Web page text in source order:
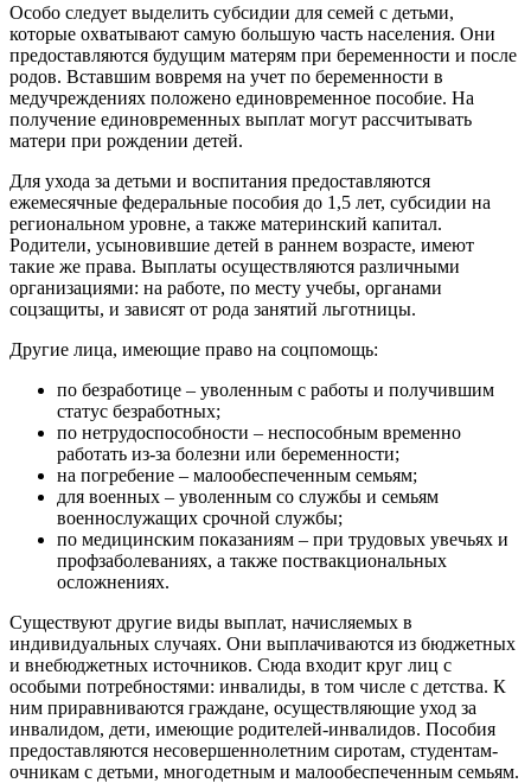
Особо следует выделить субсидии для семей с детьми,
которые охватывают самую большую часть населения. Они
предоставляются будущим матерям при беременности и после
родов. Вставшим вовремя на учет по беременности в
медучреждениях положено единовременное пособие. На
получение единовременных выплат могут рассчитывать
матери при рождении детей.
Для ухода за детьми и воспитания предоставляются
ежемесячные федеральные пособия до 1,5 лет, субсидии на
региональном уровне, а также материнский капитал.
Родители, усыновившие детей в раннем возрасте, имеют
такие же права. Выплаты осуществляются различными
организациями: на работе, по месту учебы, органами
соцзащиты, и зависят от рода занятий льготницы.
Другие лица, имеющие право на соцпомощь:
по безработице – уволенным с работы и получившим
статус безработных;
по нетрудоспособности – неспособным временно
работать из-за болезни или беременности;
на погребение – малообеспеченным семьям;
для военных – уволенным со службы и семьям
военнослужащих срочной службы;
по медицинским показаниям – при трудовых увечьях и
профзаболеваниях, а также поствакциональных
осложнениях.
Существуют другие виды выплат, начисляемых в
индивидуальных случаях. Они выплачиваются из бюджетных
и внебюджетных источников. Сюда входит круг лиц с
особыми потребностями: инвалиды, в том числе с детства. К
ним приравниваются граждане, осуществляющие уход за
инвалидом, дети, имеющие родителей-инвалидов. Пособия
предоставляются несовершеннолетним сиротам, студентам-
очникам с детьми, многодетным и малообеспеченным семьям.